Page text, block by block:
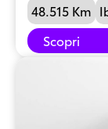
48.515 Km
Scopri